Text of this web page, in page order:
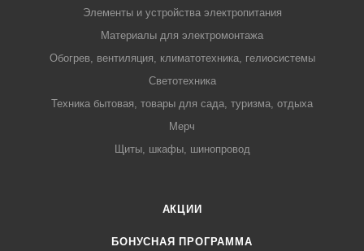
Элементы и устройства электропитания
Материалы для электромонтажа
Обогрев, вентиляция, климатотехника, гелиосистемы
Светотехника
Техника бытовая, товары для сада, туризма, отдыха
Мерч
Щиты, шкафы, шинопровод
АКЦИИ
БОНУСНАЯ ПРОГРАММА